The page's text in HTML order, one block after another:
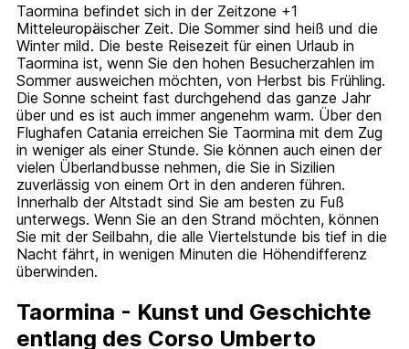
Taormina befindet sich in der Zeitzone +1
Mitteleuropäischer Zeit. Die Sommer sind heiß und die
Winter mild. Die beste Reisezeit für einen Urlaub in
Taormina ist, wenn Sie den hohen Besucherzahlen im
Sommer ausweichen möchten, von Herbst bis Frühling.
Die Sonne scheint fast durchgehend das ganze Jahr
über und es ist auch immer angenehm warm. Über den
Flughafen Catania erreichen Sie Taormina mit dem Zug
in weniger als einer Stunde. Sie können auch einen der
vielen Überlandbusse nehmen, die Sie in Sizilien
zuverlässig von einem Ort in den anderen führen.
Innerhalb der Altstadt sind Sie am besten zu Fuß
unterwegs. Wenn Sie an den Strand möchten, können
Sie mit der Seilbahn, die alle Viertelstunde bis tief in die
Nacht fährt, in wenigen Minuten die Höhendifferenz
überwinden.
Taormina - Kunst und Geschichte
entlang des Corso Umberto